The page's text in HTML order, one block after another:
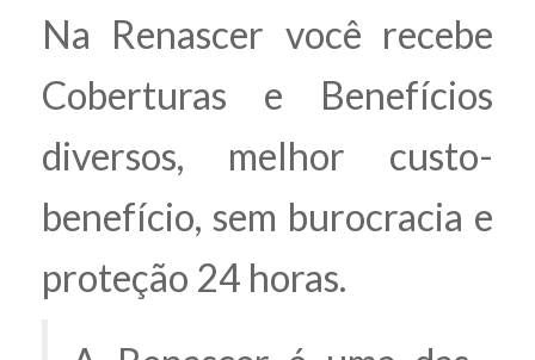
Na Renascer você recebe
Coberturas e Benefícios
diversos, melhor custo-
benefício, sem burocracia e
proteção 24 horas.